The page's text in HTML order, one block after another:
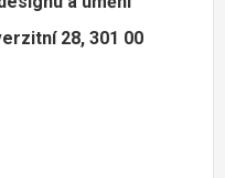
28, 301 00